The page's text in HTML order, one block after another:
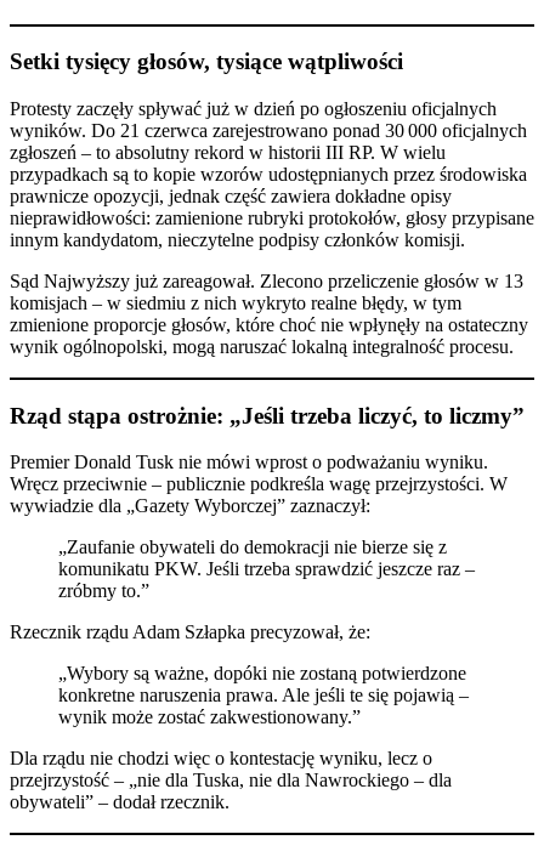
Setki tysięcy głosów, tysiące wątpliwości
Protesty zaczęły spływać już w dzień po ogłoszeniu oficjalnych
wyników. Do 21 czerwca zarejestrowano ponad 30 000 oficjalnych
zgłoszeń – to absolutny rekord w historii III RP. W wielu
przypadkach są to kopie wzorów udostępnianych przez środowiska
prawnicze opozycji, jednak część zawiera dokładne opisy
nieprawidłowości: zamienione rubryki protokołów, głosy przypisane
innym kandydatom, nieczytelne podpisy członków komisji.
Sąd Najwyższy już zareagował. Zlecono przeliczenie głosów w 13
komisjach – w siedmiu z nich wykryto realne błędy, w tym
zmienione proporcje głosów, które choć nie wpłynęły na ostateczny
wynik ogólnopolski, mogą naruszać lokalną integralność procesu.
Rząd stąpa ostrożnie: „Jeśli trzeba liczyć, to liczmy”
Premier Donald Tusk nie mówi wprost o podważaniu wyniku.
Wręcz przeciwnie – publicznie podkreśla wagę przejrzystości. W
wywiadzie dla „Gazety Wyborczej” zaznaczył:
„Zaufanie obywateli do demokracji nie bierze się z
komunikatu PKW. Jeśli trzeba sprawdzić jeszcze raz –
zróbmy to.”
Rzecznik rządu Adam Szłapka precyzował, że:
„Wybory są ważne, dopóki nie zostaną potwierdzone
konkretne naruszenia prawa. Ale jeśli te się pojawią –
wynik może zostać zakwestionowany.”
Dla rządu nie chodzi więc o kontestację wyniku, lecz o
przejrzystość – „nie dla Tuska, nie dla Nawrockiego – dla
obywateli” – dodał rzecznik.